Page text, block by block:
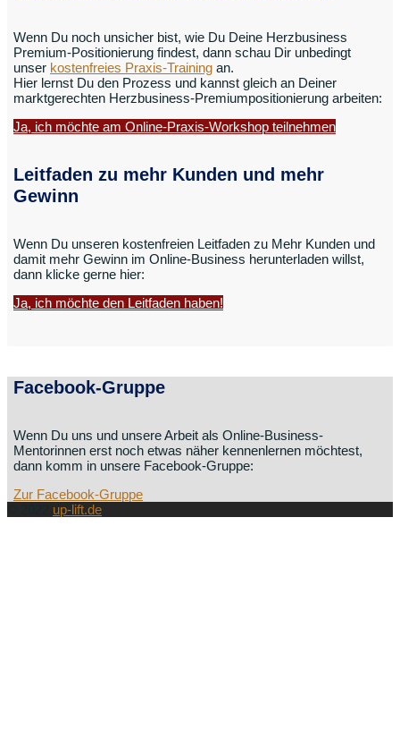
Wenn Du noch unsicher bist, wie Du Deine Herzbusiness
Premium-Positionierung findest, dann schau Dir unbedingt
unser kostenfreies Praxis-Training an.
Hier lernst Du den Prozess und kannst gleich an Deiner
marktgerechten Herzbusiness-Premiumpositionierung arbeiten:
Ja, ich möchte am Online-Praxis-Workshop teilnehmen
Leitfaden zu mehr Kunden und mehr
Gewinn
Wenn Du unseren kostenfreien Leitfaden zu Mehr Kunden und
damit mehr Gewinn im Online-Business herunterladen willst,
dann klicke gerne hier:
Ja, ich möchte den Leitfaden haben!
Facebook-Gruppe
Wenn Du uns und unsere Arbeit als Online-Business-
Mentorinnen erst noch etwas näher kennenlernen möchtest,
dann komm in unsere Facebook-Gruppe:
Zur Facebook-Gruppe
up-lift.de